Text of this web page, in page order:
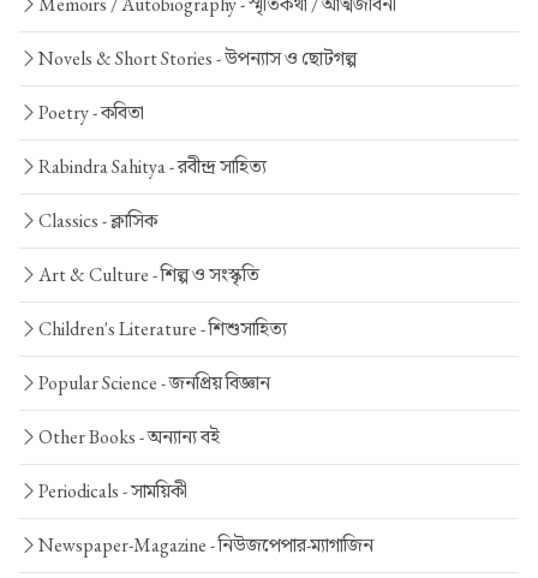
Novels & Short Stories -উপন্যাস ও ছোটগল্প
Poetry -কবিতা
Rabindra Sahitya -রবীন্দ্র সাহিত্য
Classics -ক্লাসিক
Art & Culture -শিল্প ও সংস্কৃতি
Children's Literature -শিশুসাহিত্য
Popular Science -জনপ্রিয় বিজ্ঞান
Other Books -অন্যান্য বই
Periodicals -সাময়িকী
Newspaper-Magazine -নিউজপেপার-ম্যাগাজিন